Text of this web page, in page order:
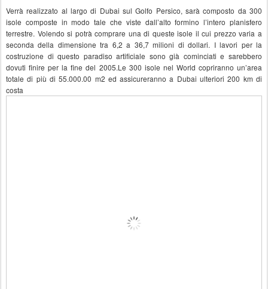
Verrà realizzato al largo di Dubai sul Golfo Persico, sarà composto da 300
isole composte in modo tale che viste dall’alto formino l’intero planisfero
terrestre. Volendo si potrà comprare una di queste isole il cui prezzo varia a
seconda della dimensione tra 6,2 a 36,7 milioni di dollari. I lavori per la
costruzione di questo paradiso artificiale sono già cominciati e sarebbero
dovuti finire per la fine del 2005.Le 300 isole nel World copriranno un’area
totale di più di 55.000.00 m2 ed assicureranno a Dubai ulteriori 200 km di
costa